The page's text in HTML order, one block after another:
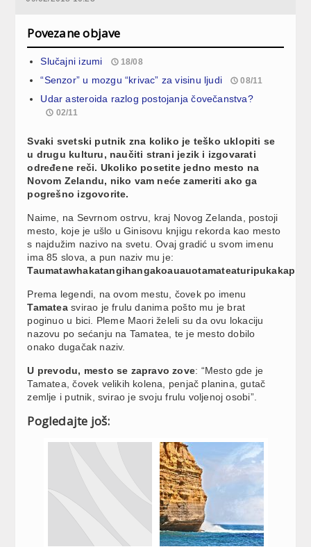
Povezane objave
Slučajni izumi 18/08
“Senzor” u mozgu “krivac” za visinu ljudi 08/11
Udar asteroida razlog postojanja čovečanstva?
02/11
Svaki svetski putnik zna koliko je teško uklopiti se
u drugu kulturu, naučiti strani jezik i izgovarati
određene reči. Ukoliko posetite jedno mesto na
Novom Zelandu, niko vam neće zameriti ako ga
pogrešno izgovorite.
Naime, na Sevrnom ostrvu, kraj Novog Zelanda, postoji
mesto, koje je ušlo u Ginisovu knjigu rekorda kao mesto
s najdužim nazivo na svetu. Ovaj gradić u svom imenu
ima 85 slova, a pun naziv mu je:
Prema legendi, na ovom mestu, čovek po imenu
Tamateasvirao je frulu danima pošto mu je brat
poginuo u bici. Pleme Maori želeli su da ovu lokaciju
nazovu po sećanju na Tamatea, te je mesto dobilo
onako dugačak naziv.
U prevodu, mesto se zapravo zove: “Mesto gde je
Tamatea, čovek velikih kolena, penjač planina, gutač
zemlje i putnik, svirao je svoju frulu voljenoj osobi”.
Pogledajte još: